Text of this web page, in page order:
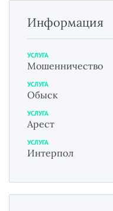
Информация
УСЛУГА
Мошенничество
УСЛУГА
Обыск
УСЛУГА
Арест
УСЛУГА
Интерпол